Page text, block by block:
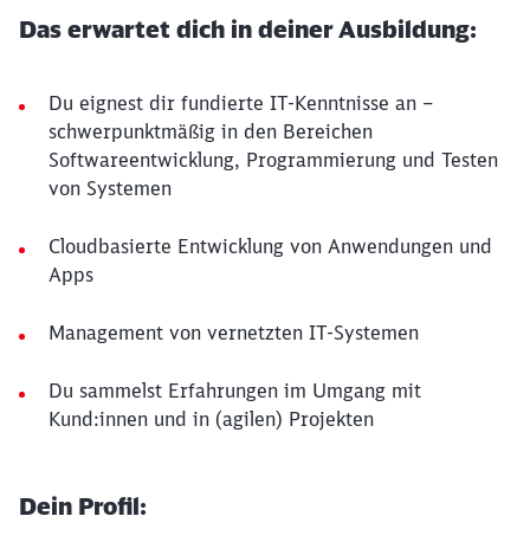
Das erwartet dich in deiner Ausbildung:
Du eignest dir fundierte IT-Kenntnisse an –
schwerpunktmäßig in den Bereichen
Softwareentwicklung, Programmierung und Testen
von Systemen
Cloudbasierte Entwicklung von Anwendungen und
Apps
Management von vernetzten IT-Systemen
Du sammelst Erfahrungen im Umgang mit
Kund:innen und in (agilen) Projekten
Dein Profil: